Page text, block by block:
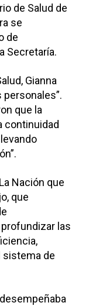
de Salud de
se
de
Secretaría.
Gianna
que la
continuidad
Nación que
que
las
sistema de